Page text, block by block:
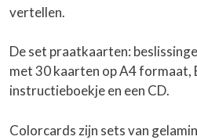
vertellen.
De set praatkaarten:
met 30 kaarten op A4 formaat,
instructieboekje en een CD.
Colorcards zijn sets van